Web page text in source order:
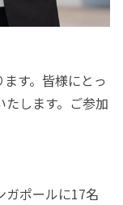
す。皆様にとっ
します。ご参加
ガポールに17名